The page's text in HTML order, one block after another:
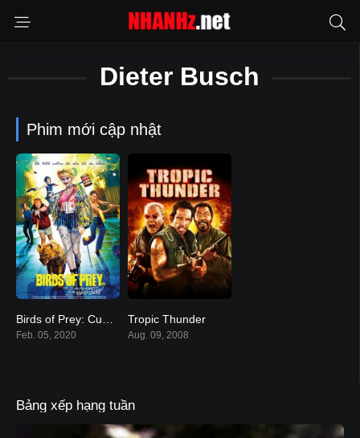
Dieter Busch
Phim mới cập nhật
6.1
Feb. 05, 2020
Tropic Thunder
Aug. 09, 2008
Bảng xếp hạng tuần